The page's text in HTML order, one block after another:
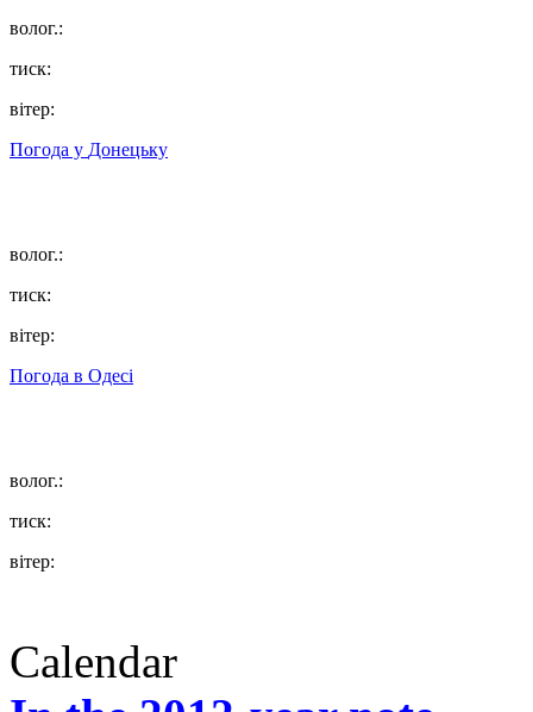
волог.:
тиск:
вітер:
Погода у Донецьку
волог.:
тиск:
вітер:
Погода в Одесі
волог.:
тиск:
вітер:
Calendar